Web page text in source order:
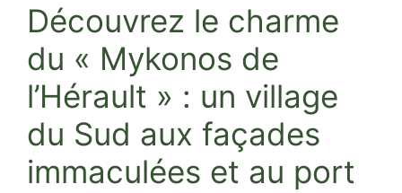
Découvrez le charme
du « Mykonos de
l’Hérault » : un village
du Sud aux façades
immaculées et au port